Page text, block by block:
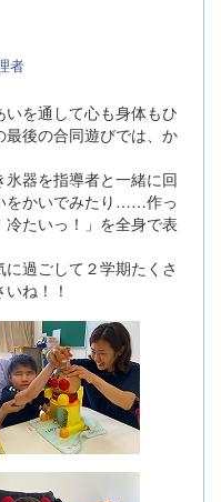
者
いを通して心も身体もひ
後の合同遊びでは、か
器を指導者と一緒に回
をかいでみたり……作っ
たいっ！」を全身で表
過ごして２学期たくさ
ね！！